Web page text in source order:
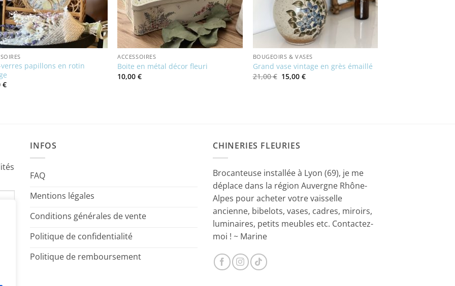
verres papillons en rotin
€
ACCESSOIRES
Boite en métal décor fleuri
10,00€
BOUGEOIRS & VASES
Grand vase vintage en grès émaillé
21,00€ Le
prix
15,00 €Le
INFOS
FAQ
Mentions légales
Conditions générales de vente
Politique de confidentialité
Politique de remboursement
CHINERIES FLEURIES
Brocanteuse installée à Lyon (69), je me
déplace dans la région Auvergne Rhône-
Alpes pour acheter votre vaisselle
ancienne, bibelots, vases, cadres, miroirs,
luminaires, petits meubles etc. Contactez-
moi ! ~ Marine